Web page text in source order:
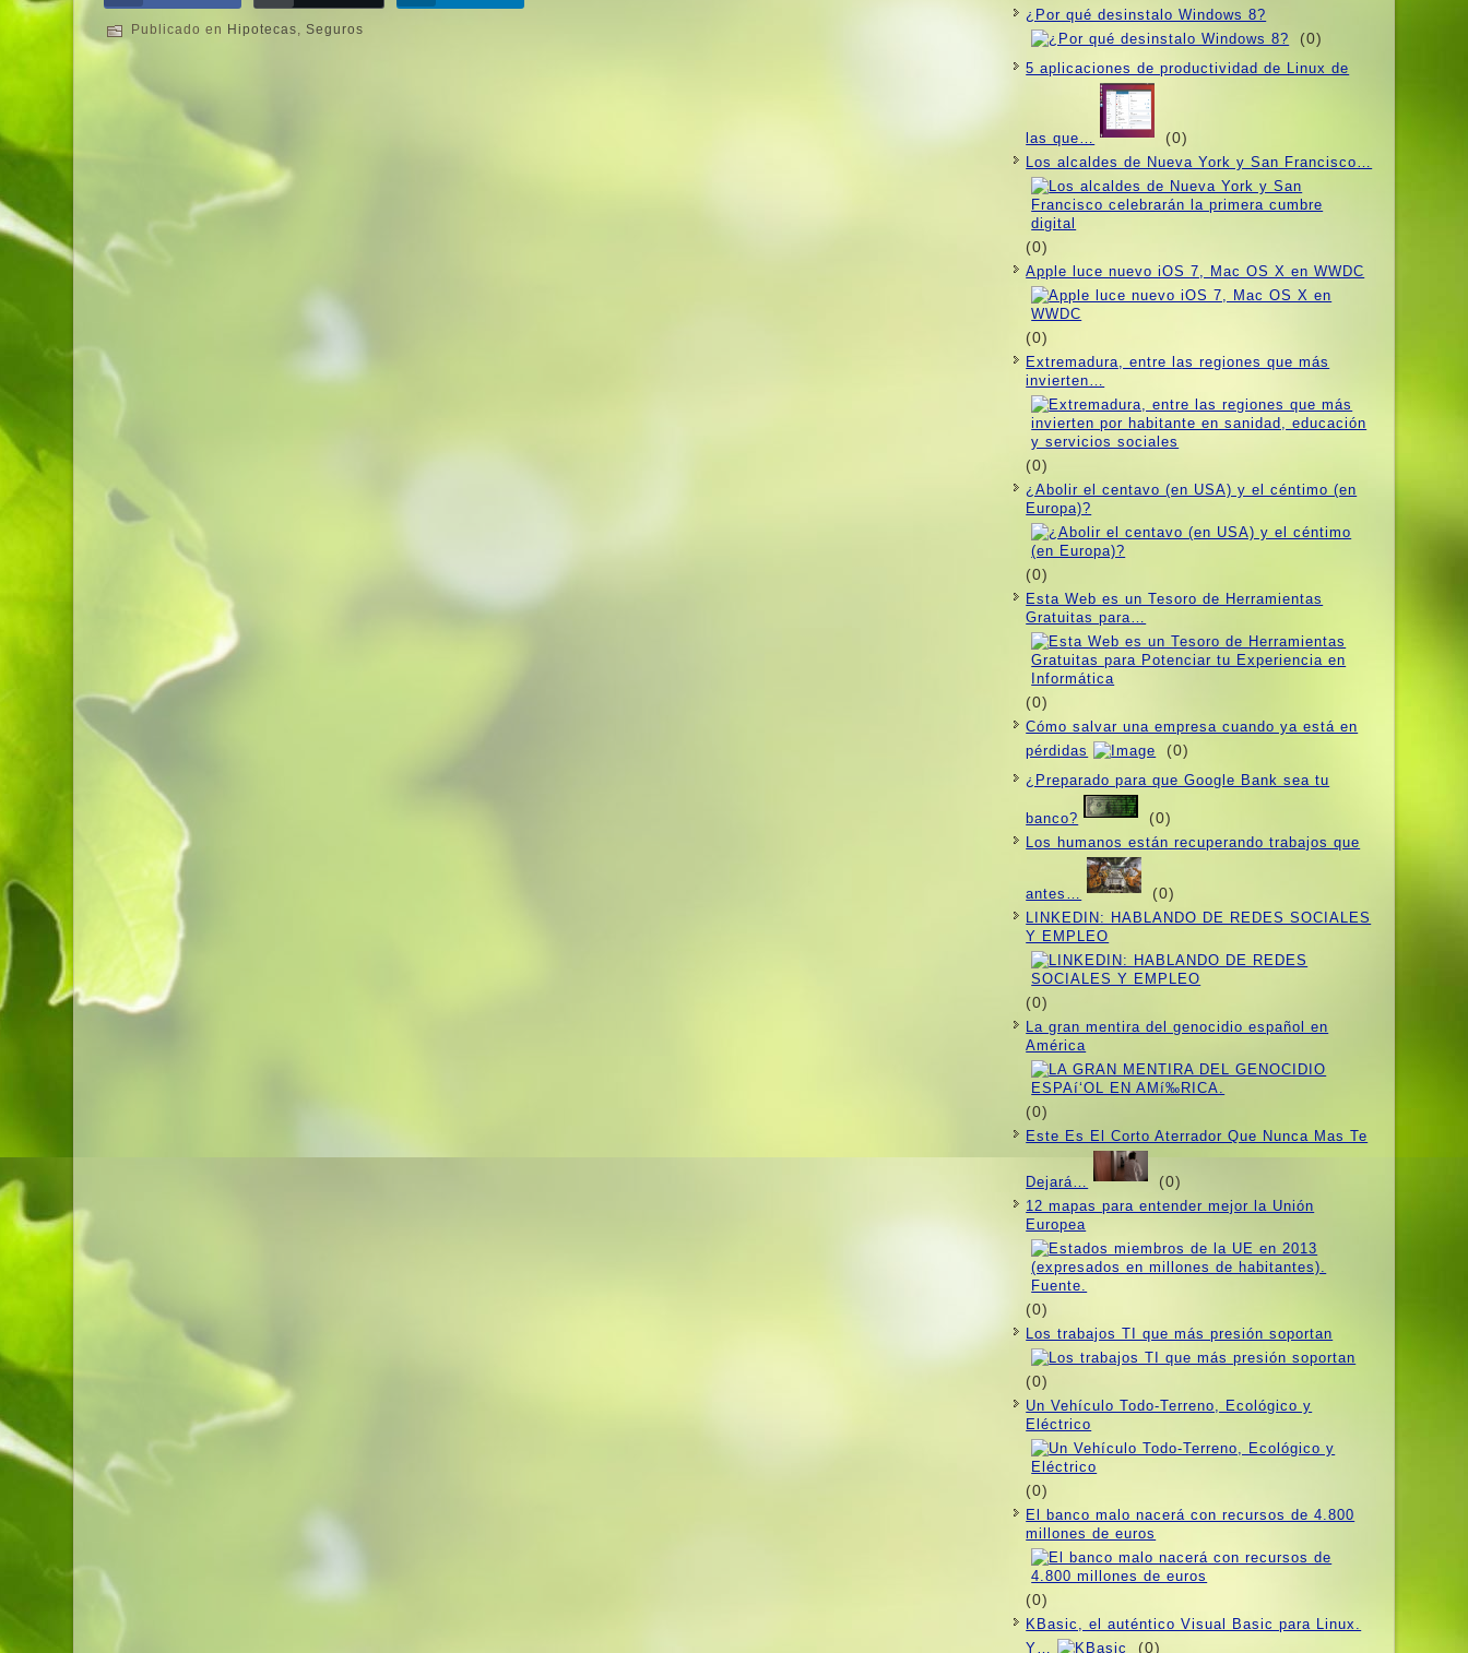
Publicado en Hipotecas,Seguros
¿Por qué desinstalo Windows 8?
(0)
5 aplicaciones de productividad de Linux de
las que… (0)
Los alcaldes de Nueva York y San Francisco…
(0)
Apple luce nuevo iOS 7, Mac OS X en WWDC
(0)
Extremadura, entre las regiones que más
invierten…
(0)
¿Abolir el centavo (en USA) y el céntimo (en
Europa)?
(0)
Esta Web es un Tesoro de Herramientas
Gratuitas para…
(0)
Cómo salvar una empresa cuando ya está en
pérdidas
(0)
¿Preparado para que Google Bank sea tu
banco? (0)
Los humanos están recuperando trabajos que
antes… (0)
LINKEDIN: HABLANDO DE REDES SOCIALES
Y EMPLEO
(0)
La gran mentira del genocidio español en
América
(0)
Este Es El Corto Aterrador Que Nunca Mas Te
Dejará… (0)
12 mapas para entender mejor la Unión
Europea
(0)
Los trabajos TI que más presión soportan
(0)
Un Vehí­culo Todo-Terreno, Ecológico y
Eléctrico
(0)
El banco malo nacerá con recursos de 4.800
millones de euros
(0)
KBasic, el auténtico Visual Basic para Linux.
Y…
(0)